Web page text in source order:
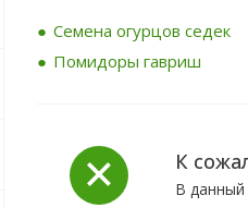
Семена огурцов седек
Помидоры гавриш
К
В